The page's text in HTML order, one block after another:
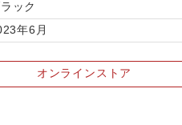
ック
年6月
オンラインストア